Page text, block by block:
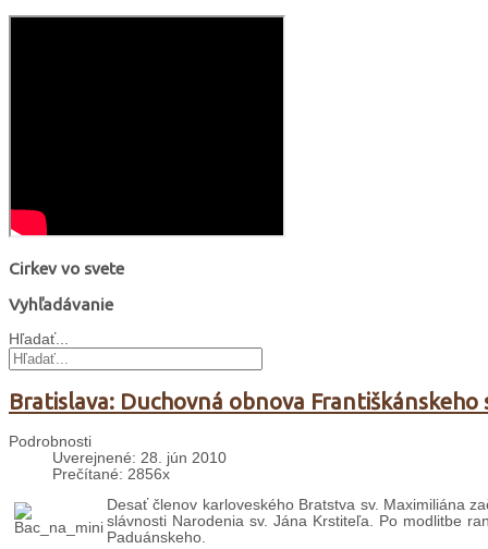
Cirkev vo svete
Vyhľadávanie
Hľadať...
Bratislava: Duchovná obnova Františkánskeho
Podrobnosti
Uverejnené: 28. jún 2010
Prečítané: 2856x
Desať členov karloveského Bratstva sv. Maximiliána
slávnosti Narodenia sv. Jána Krstiteľa. Po modlitbe
Paduánskeho.